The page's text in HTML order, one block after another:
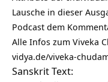
Lausche in dieser
Podcast dem
Alle Infos zum Viveka
vidya.de/viveka-
Sanskrit Text: